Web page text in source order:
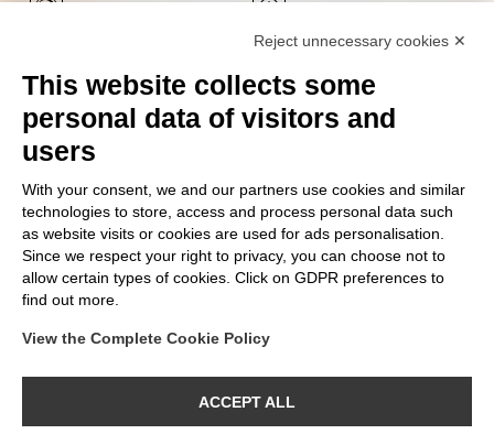
0 sec
50/60 Hz 2700 K
220/240 V 2 W
Ra 80 G
FOLGE UNS AUF
Reject unnecessary cookies ✕
This website collects some
personal data of visitors and
users
With your consent, we and our partners use cookies and similar
technologies to store, access and process personal data such
as website visits or cookies are used for ads personalisation.
Since we respect your right to privacy, you can choose not to
allow certain types of cookies. Click on GDPR preferences to
find out more.
View the Complete Cookie Policy
ACCEPT ALL